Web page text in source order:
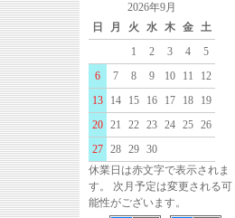
2026年9月
日
月 火 水 木 金 土
1
2 3 4
5
6
7 8 9 10 11
12
13
14 15 16 17 18
19
20 21 22 23 24 25 26
27 28 29 30
休業日は赤文字で表示されま
す。 次月予定は変更される可
能性がございます。